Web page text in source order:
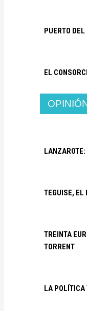
PUERTO
EL
TEGUISE, EL
TREINTA
TORRENT
LA POLÍTICA